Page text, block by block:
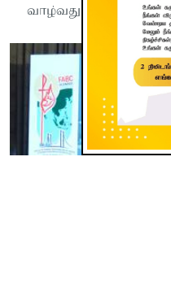
வாழ்வது ஒரு முறை